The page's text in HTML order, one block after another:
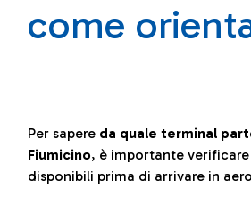
come
Per sapere da quale terminal
Fiumicino, è importante
disponibili prima di arrivare in